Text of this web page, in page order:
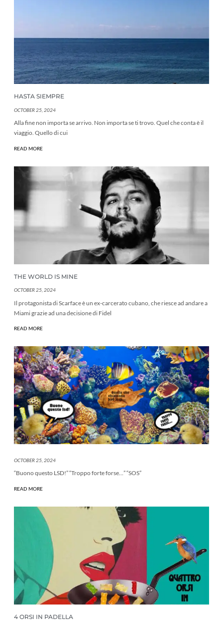
HASTA SIEMPRE
OCTOBER 25, 2024
Alla fine non importa se arrivo. Non importa se ti trovo. Quel che conta è il
viaggio. Quello di cui
READ MORE
THE WORLD IS MINE
OCTOBER 25, 2024
Il protagonista di Scarface è un ex-carcerato cubano, che riesce ad andare a
Miami grazie ad una decisione di Fidel
READ MORE
OCTOBER 25, 2024
“Buono questo LSD!” “Troppo forte forse…” “SOS”
READ MORE
4 ORSI IN PADELLA